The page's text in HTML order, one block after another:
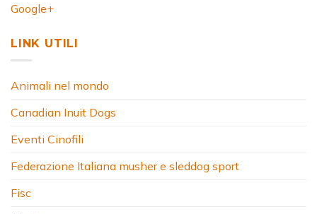
Google+
LINK UTILI
Animali nel mondo
Canadian Inuit Dogs
Eventi Cinofili
Federazione Italiana musher e sleddog sport
Fisc